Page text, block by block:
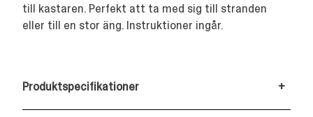
till kastaren. Perfekt att ta med sig till stranden
eller till en stor äng. Instruktioner ingår.
Produktspecifikationer +